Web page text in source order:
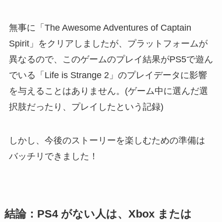
無事に「The Awesome Adventures of Captain
Spirit」をクリアしましたが、プラットフォームが
異なるので、このゲームのプレイ結果がPS5で遊ん
でいる「Life is Strange 2」のプレイデータに影響
を与えることはありません。(ゲーム中に選んだ選
択肢だったり、プレイしたという記録)
しかし、今後のストーリーを楽しむための準備は
バッチリできました！
結論：PS4 がない人は、Xbox または